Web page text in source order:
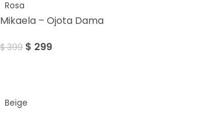
Rosa
Mikaela – Ojota Dama
$399 $ 299
Beige